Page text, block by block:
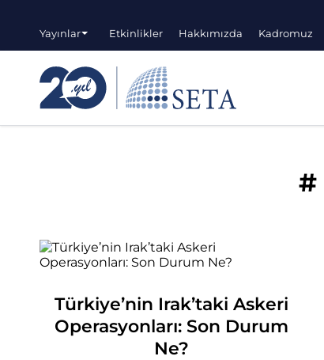
Yayınlar Etkinlikler Hakkımızda Kadromuz
#
Türkiye’nin Irak’taki Askeri
Operasyonları: Son Durum
Ne?